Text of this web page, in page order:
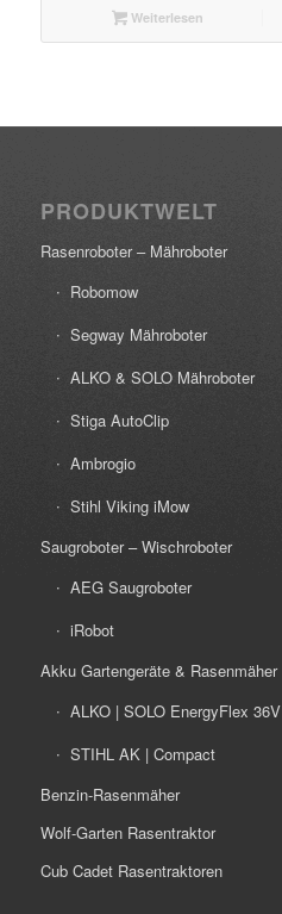
Weiterlesen
PRODUKTWELT
Rasenroboter – Mähroboter
Robomow
Segway Mähroboter
ALKO & SOLO Mähroboter
Stiga AutoClip
Ambrogio
Stihl Viking iMow
Saugroboter – Wischroboter
AEG Saugroboter
iRobot
Akku Gartengeräte & Rasenmäher
ALKO | SOLO EnergyFlex 36V
STIHL AK | Compact
Benzin-Rasenmäher
Wolf-Garten Rasentraktor
Cub Cadet Rasentraktoren